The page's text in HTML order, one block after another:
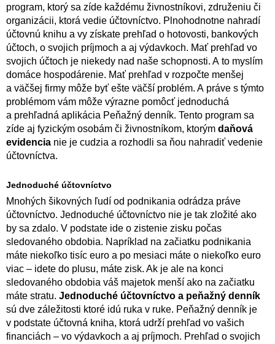
program, ktorý sa zíde každému živnostníkovi, združeniu či
organizácii, ktorá vedie účtovníctvo. Plnohodnotne nahradí
účtovnú knihu a vy získate prehľad o hotovosti, bankových
účtoch, o svojich príjmoch a aj výdavkoch. Mať prehľad vo
svojich účtoch je niekedy nad naše schopnosti. A to myslím
domáce hospodárenie. Mať prehľad v rozpočte menšej
a väčšej firmy môže byť ešte väčší problém. A práve s týmto
problémom vám môže výrazne pomôcť jednoduchá
a prehľadná aplikácia Peňažný denník. Tento program sa
zíde aj fyzickým osobám či živnostníkom, ktorým daňová
evidencia nie je cudzia a rozhodli sa ňou nahradiť vedenie
účtovníctva.
Jednoduché účtovníctvo
Mnohých šikovných ľudí od podnikania odrádza práve
účtovníctvo. Jednoduché účtovníctvo nie je tak zložité ako
by sa zdalo. V podstate ide o zistenie zisku počas
sledovaného obdobia. Napríklad na začiatku podnikania
máte niekoľko tisíc euro a po mesiaci máte o niekoľko euro
viac – idete do plusu, máte zisk. Ak je ale na konci
sledovaného obdobia váš majetok menší ako na začiatku
máte stratu. Jednoduché účtovníctvo a peňažný denník
sú dve záležitosti ktoré idú ruka v ruke. Peňažný denník je
v podstate účtovná kniha, ktorá udrží prehľad vo vašich
financiách – vo výdavkoch a aj príjmoch. Prehľad o svojich